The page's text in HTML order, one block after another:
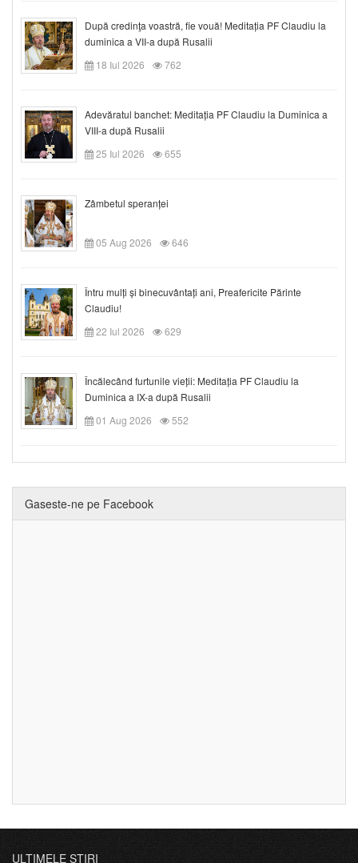
După credinţa voastră, fie vouă! Meditația PF Claudiu la
duminica a VII-a după Rusalii
18 Iul 2026
762
Adevăratul banchet: Meditația PF Claudiu la Duminica a
VIII-a după Rusalii
25 Iul 2026
655
Zâmbetul speranței
05 Aug 2026 646
Întru mulți și binecuvântați ani, Preafericite Părinte
Claudiu!
22 Iul 2026
629
Încălecând furtunile vieții: Meditația PF Claudiu la
Duminica a IX-a după Rusalii
01 Aug 2026
552
Gaseste-ne pe Facebook
ULTIMELE ȘTIRI